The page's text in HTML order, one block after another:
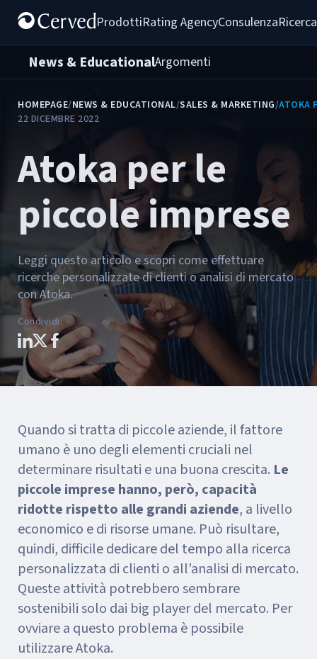
ProdottiRating AgencyConsulenza
News & EducationalArgomenti
HOMEPAGE/NEWS & EDUCATIONAL/SALES & MARKETING/ATOKA
22 DICEMBRE 2022
Atoka per le
piccole imprese
Leggi questo articolo e scopri come effettuare
ricerche personalizzate di clienti o analisi di mercato
con Atoka.
Condividi:
Quando si tratta di piccole aziende, il fattore
umano è uno degli elementi cruciali nel
determinare risultati e una buona crescita. Le
piccole imprese hanno, però, capacità
ridotte rispetto alle grandi aziende, a livello
economico e di risorse umane. Può risultare,
quindi, difficile dedicare del tempo alla ricerca
personalizzata di clienti o all’analisi di mercato.
Queste attività potrebbero sembrare
sostenibili solo dai big player del mercato. Per
ovviare a questo problema è possibile
utilizzare Atoka.